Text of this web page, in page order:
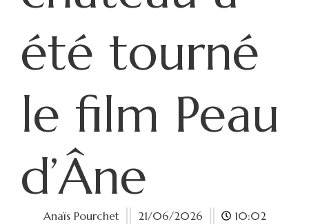
été tourné
le film Peau
d’Âne
Anaïs Pourchet 21/06/2026 10:02